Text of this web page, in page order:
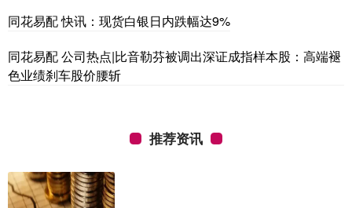
同花易配 快讯：现货白银日内跌幅达9%
同花易配 公司热点|比音勒芬被调出深证成指样本股：高端褪
色业绩刹车股价腰斩
推荐资讯